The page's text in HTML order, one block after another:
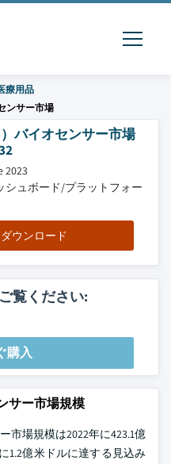
療用品
ンサー市場
バイオセンサー市場
2023
シュボード/プラットフォー
ウンロード
覧ください:
購入
サー市場規模
市場規模は2022年に423.1億
1.2億米ドルに達する見込み